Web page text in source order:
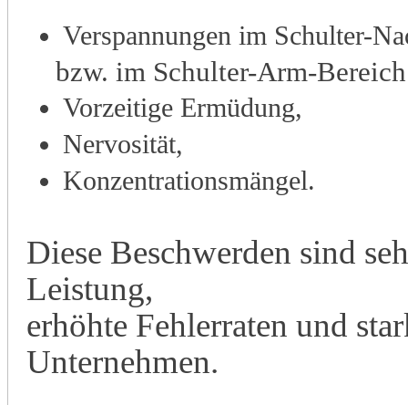
Verspannungen im Schulter-
bzw. im Schulter-Arm-
Vorzeitige Ermüdung,
Nervosität,
Konzentrationsmängel.
Diese Beschwerden sind
Leistung,
erhöhte Fehlerraten und
Unternehmen.